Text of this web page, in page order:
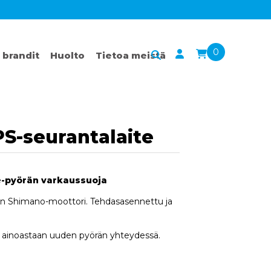
brandit Huolto Tietoa meistä 0
seurantalaite
pyörän varkaussuoja
Shimano-moottori. Tehdasasennettu ja
uuden pyörän yhteydessä.